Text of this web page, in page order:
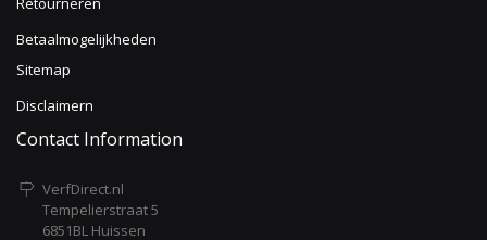
Betaalmogelijkheden
Sitemap
Disclaimern
Contact Information
VerfDirect.nl
Tempelierstraat 5
6851BL Huissen